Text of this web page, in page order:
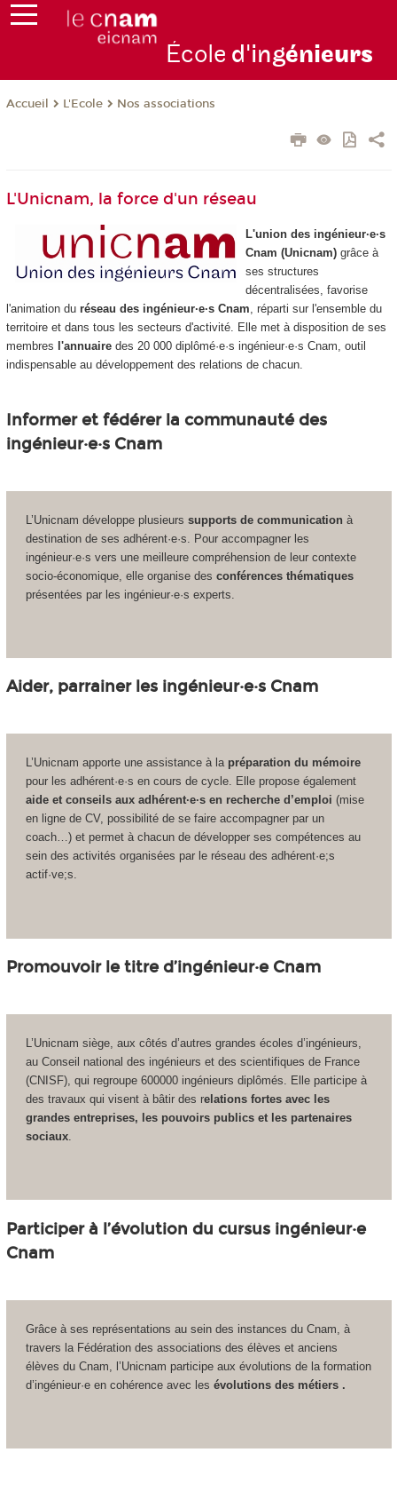
École d'ingénieurs
Accueil L'Ecole Nos associations
L'Unicnam, la force d'un réseau
L'union des ingénieur·e·s
Cnam (Unicnam) grâce à
ses structures
décentralisées, favorise
l'animation du réseau des ingénieur·e·s Cnam , réparti sur l'ensemble du
territoire et dans tous les secteurs d'activité. Elle met à disposition de ses
membres l'annuaire des 20 000 diplômé·e·s ingénieur·e·s Cnam, outil
indispensable au développement des relations de chacun.
Informer et fédérer la communauté des
ingénieur·e·s Cnam
L’Unicnam développe plusieurs supports de communication à
destination de ses adhérent·e·s. Pour accompagner les
ingénieur·e·s vers une meilleure compréhension de leur contexte
socio-économique, elle organise des conférences thématiques
présentées par les ingénieur·e·s experts.
Aider, parrainer les ingénieur·e·s Cnam
L’Unicnam apporte une assistance à la préparation du mémoire
pour les adhérent·e·s en cours de cycle. Elle propose également
aide et conseils aux adhérent·e·sen recherche d’emploi (mise
en ligne de CV, possibilité de se faire accompagner par un
coach…) et permet à chacun de développer ses compétences au
sein des activités organisées par le réseau des adhérent·e;s
actif·ve;s.
Promouvoir le titre d’ingénieur·e Cnam
L’Unicnam siège, aux côtés d’autres grandes écoles d’ingénieurs,
au Conseil national des ingénieurs et des scientifiques de France
(CNISF), qui regroupe 600000 ingénieurs diplômés. Elle participe à
des travaux qui visent à bâtir des relations fortes avec les
grandes entreprises, les pouvoirs publics et les partenaires
sociaux.
Participer à l’évolution du cursus ingénieur·e
Cnam
Grâce à ses représentations au sein des instances du Cnam, à
travers la Fédération des associations des élèves et anciens
élèves du Cnam, l’Unicnam participe aux évolutions de la formation
d’ingénieur·e en cohérence avec les évolutions des métiers .